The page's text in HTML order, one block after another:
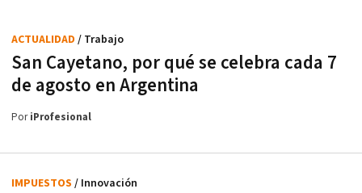
San Cayetano, por qué se celebra cada 7
de agosto en Argentina
ACTUALIDAD / Trabajo
PoriProfesional
IMPUESTOS / Innovación